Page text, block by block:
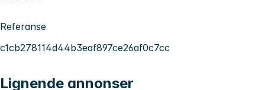
Referanse
c1cb278114d44b3eaf897ce26af0c7cc
Lignende annonser